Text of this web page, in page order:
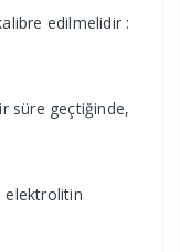
edilmelidir :
süre geçtiğinde,
elektrolitin